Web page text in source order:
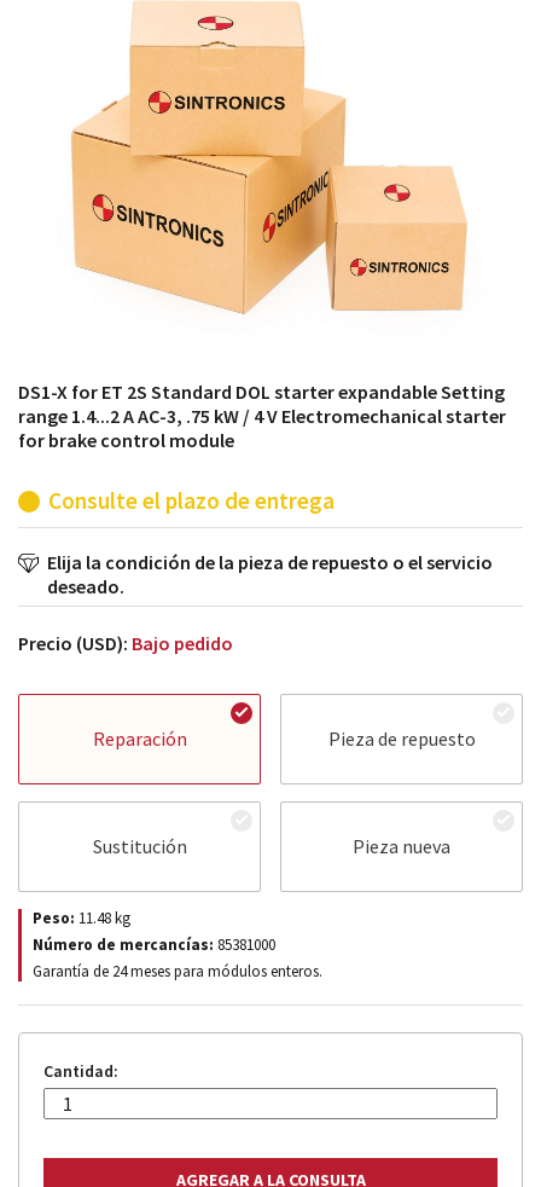
módulos antiguos a un alto nivel técnico o sustitución
de módulos descontinuados por módulos del propio
DS1-X for ET 2S Standard DOL starter expandable Setting
range 1.4...2 A AC-3, .75 kW / 4 V Electromechanical starter
for brake control module
Consulte el plazo de entrega
Elija la condición de la pieza de repuesto o el servicio
deseado.
Precio (USD): Bajo pedido
Reparación Pieza de repuesto
Sustitución Pieza nueva
Peso: 11.48kg
Número de mercancías: 85381000
Garantía de 24 meses para módulos enteros.
Cantidad: